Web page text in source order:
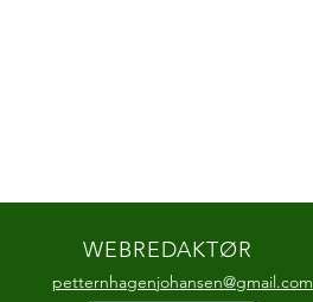
WEBREDAKTØR
petternhagenjohansen@gmail.com